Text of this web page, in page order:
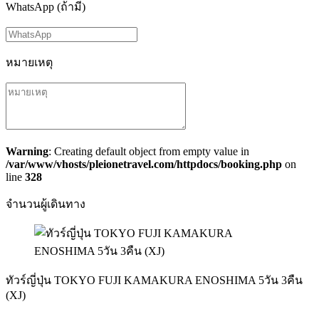
WhatsApp (ถ้ามี)
หมายเหตุ
Warning: Creating default object from empty value in
/var/www/vhosts/pleionetravel.com/httpdocs/booking.php on
line 328
จำนวนผู้เดินทาง
ทัวร์ญี่ปุ่น TOKYO FUJI KAMAKURA ENOSHIMA 5วัน 3คืน
(XJ)